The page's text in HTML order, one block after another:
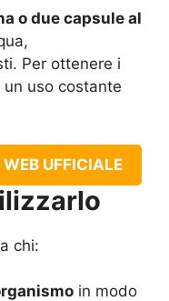
o due capsule al
Per ottenere i
uso costante
UFFICIALE
chi:
in modo